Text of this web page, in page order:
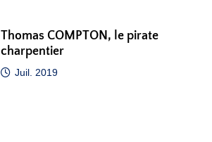
Thomas COMPTON, le pirate
charpentier
Juil. 2019